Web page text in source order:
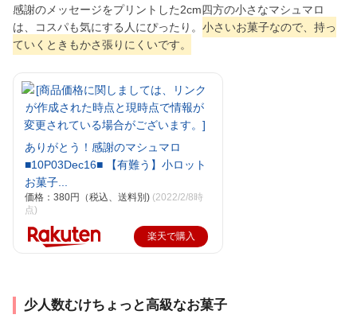
感謝のメッセージをプリントした2cm四方の小さなマシュマロ
は、コスパも気にする人にぴったり。 小さいお菓子なので、持っ
ていくときもかさ張りにくいです。
ありがとう！感謝のマシュマロ
■10P03Dec16■ 【有難う】小ロット
お菓子...
価格：380円（税込、送料別) (2022/2/8時
点)
楽天で購入
少人数むけちょっと高級なお菓子